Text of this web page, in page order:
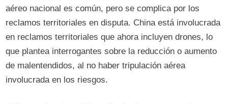
aéreo nacional es común, pero se complica por los
reclamos territoriales en disputa. China está involucrada
en reclamos territoriales que ahora incluyen drones, lo
que plantea interrogantes sobre la reducción o aumento
de malentendidos, al no haber tripulación aérea
involucrada en los riesgos.